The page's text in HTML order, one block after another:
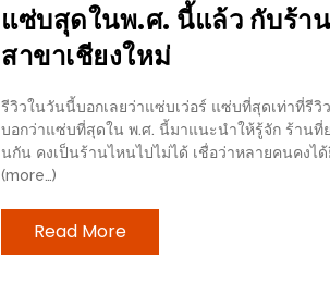
แซ่บสุดในพ.ศ. นี้แล้ว กับร้า
สาขาเชียงใหม่
รีวิวในวันนี้บอกเลยว่าแซ่บเว่อร์ แซ่บที่สุดเท่าที่รี
บอกว่าแซ่บที่สุดใน พ.ศ. นี้มาแนะนำให้รู้จัก ร้าน
นกัน คงเป็นร้านไหนไปไม่ได้ เชื่อว่าหลายคนคงไ
(more…)
Read More